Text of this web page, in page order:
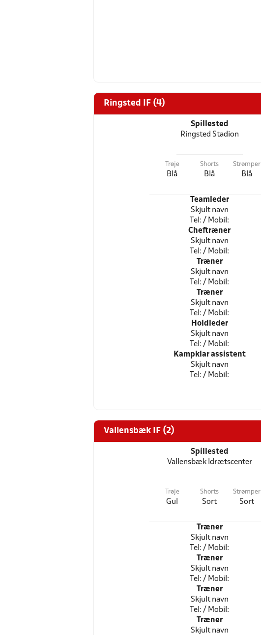
Ringsted IF (4)
Spillested
Ringsted Stadion
Trøje
Blå
Shorts
Blå
Strømper
Blå
Teamleder
Skjult navn
Tel: / Mobil:
Cheftræner
Skjult navn
Tel: / Mobil:
Træner
Skjult navn
Tel: / Mobil:
Træner
Skjult navn
Tel: / Mobil:
Holdleder
Skjult navn
Tel: / Mobil:
Kampklar assistent
Skjult navn
Tel: / Mobil:
Vallensbæk IF (2)
Spillested
Vallensbæk Idrætscenter
Trøje
Gul
Shorts
Sort
Strømper
Sort
Træner
Skjult navn
Tel: / Mobil:
Træner
Skjult navn
Tel: / Mobil:
Træner
Skjult navn
Tel: / Mobil:
Træner
Skjult navn